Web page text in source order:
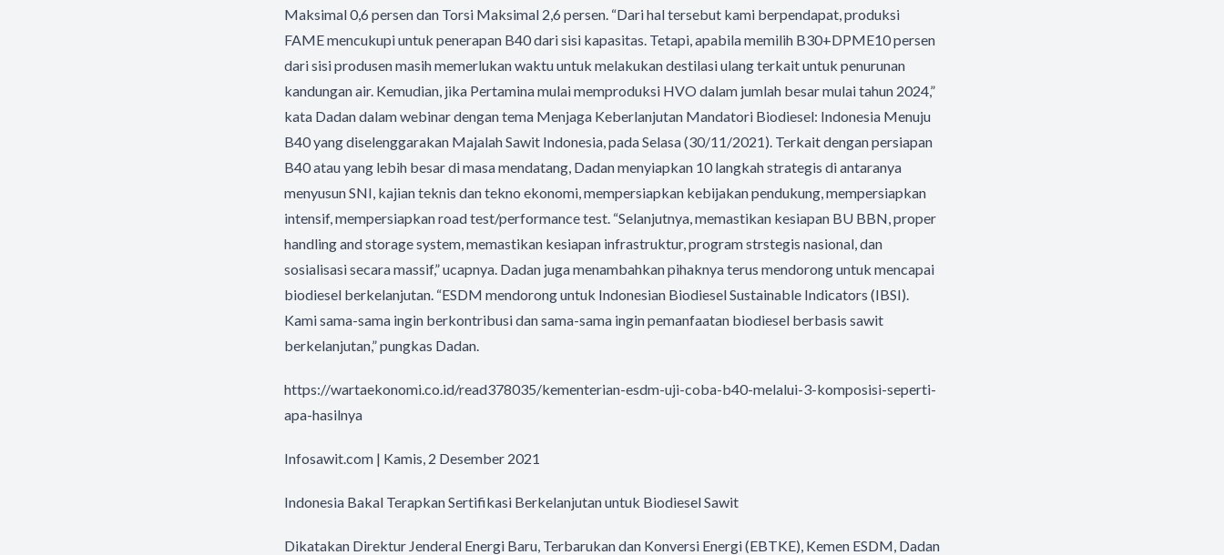
Maksimal 0,6 persen dan Torsi Maksimal 2,6 persen. “Dari hal tersebut kami berpendapat, produksi
FAME mencukupi untuk penerapan B40 dari sisi kapasitas. Tetapi, apabila memilih B30+DPME10 persen
dari sisi produsen masih memerlukan waktu untuk melakukan destilasi ulang terkait untuk penurunan
kandungan air. Kemudian, jika Pertamina mulai memproduksi HVO dalam jumlah besar mulai tahun 2024,”
kata Dadan dalam webinar dengan tema Menjaga Keberlanjutan Mandatori Biodiesel: Indonesia Menuju
B40 yang diselenggarakan Majalah Sawit Indonesia, pada Selasa (30/11/2021). Terkait dengan persiapan
B40 atau yang lebih besar di masa mendatang, Dadan menyiapkan 10 langkah strategis di antaranya
menyusun SNI, kajian teknis dan tekno ekonomi, mempersiapkan kebijakan pendukung, mempersiapkan
intensif, mempersiapkan road test/performance test. “Selanjutnya, memastikan kesiapan BU BBN, proper
handling and storage system, memastikan kesiapan infrastruktur, program strstegis nasional, dan
sosialisasi secara massif,” ucapnya. Dadan juga menambahkan pihaknya terus mendorong untuk mencapai
biodiesel berkelanjutan. “ESDM mendorong untuk Indonesian Biodiesel Sustainable Indicators (IBSI).
Kami sama-sama ingin berkontribusi dan sama-sama ingin pemanfaatan biodiesel berbasis sawit
berkelanjutan,” pungkas Dadan.
https://wartaekonomi.co.id/read378035/kementerian-esdm-uji-coba-b40-melalui-3-komposisi-seperti-
apa-hasilnya
Infosawit.com | Kamis, 2 Desember 2021
Indonesia Bakal Terapkan Sertifikasi Berkelanjutan untuk Biodiesel Sawit
Dikatakan Direktur Jenderal Energi Baru, Terbarukan dan Konversi Energi (EBTKE), Kemen ESDM, Dadan